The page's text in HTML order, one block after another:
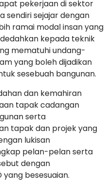
pekerjaan di sektor
sendiri sejajar dengan
ramai modal insan yang
kepada teknik
mematuhi undang-
yang boleh dijadikan
sesebuah bangunan.
dan kemahiran
tapak cadangan
serta
tapak dan projek yang
lukisan
pelan-pelan serta
dengan
besesuaian.